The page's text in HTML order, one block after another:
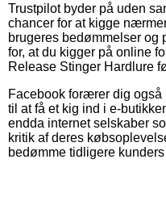
Trustpilot byder på uden
chancer for at kigge
brugeres bedømmelser og
for, at du kigger på online
Release Stinger Hardlure
Facebook forærer dig
til at få et kig ind i e-
endda internet selskaber
kritik af deres
bedømme tidligere